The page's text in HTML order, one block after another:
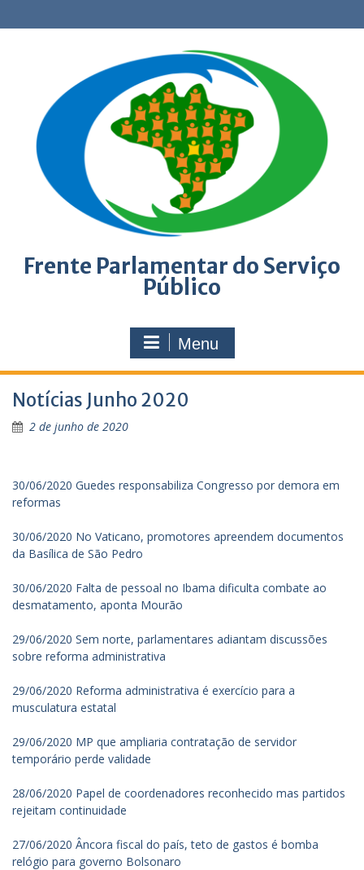
to
Frente Parlamentar do Serviço
Público
Menu
Notícias Junho 2020
2 de junho de 2020
30/06/2020 Guedes responsabiliza Congresso por demora em
reformas
30/06/2020 No Vaticano, promotores apreendem documentos
da Basílica de São Pedro
30/06/2020 Falta de pessoal no Ibama dificulta combate ao
desmatamento, aponta Mourão
29/06/2020 Sem norte, parlamentares adiantam discussões
sobre reforma administrativa
29/06/2020 Reforma administrativa é exercício para a
musculatura estatal
29/06/2020 MP que ampliaria contratação de servidor
temporário perde validade
28/06/2020 Papel de coordenadores reconhecido mas partidos
rejeitam continuidade
27/06/2020 Âncora fiscal do país, teto de gastos é bomba
relógio para governo Bolsonaro